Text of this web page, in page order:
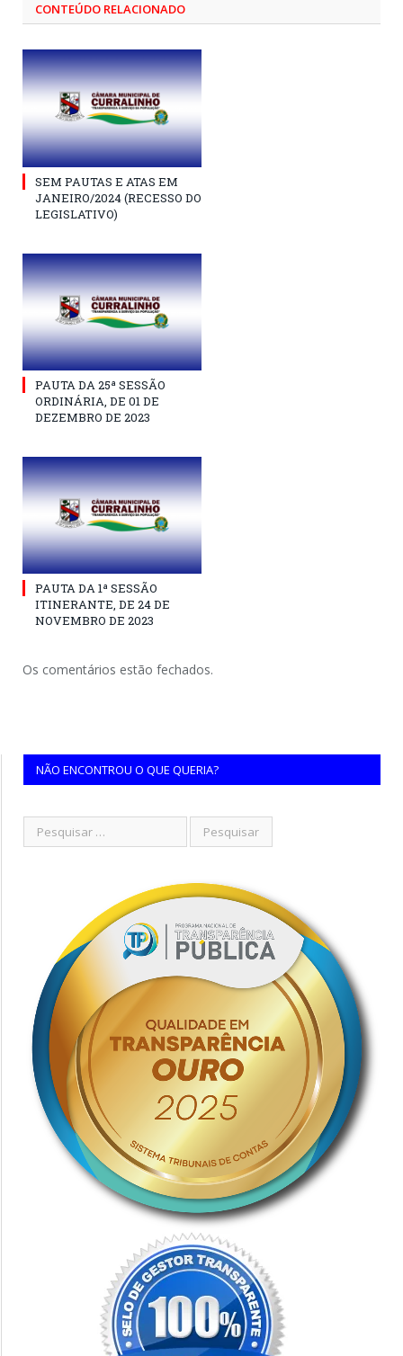
CONTEÚDO RELACIONADO
SEM PAUTAS E ATAS EM
JANEIRO/2024 (RECESSO DO
LEGISLATIVO)
PAUTA DA 25ª SESSÃO
ORDINÁRIA, DE 01 DE
DEZEMBRO DE 2023
PAUTA DA 1ª SESSÃO
ITINERANTE, DE 24 DE
NOVEMBRO DE 2023
Os comentários estão fechados.
NÃO ENCONTROU O QUE QUERIA?